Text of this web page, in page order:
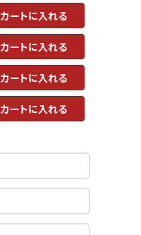
カートに入れる
カートに入れる
カートに入れる
カートに入れる